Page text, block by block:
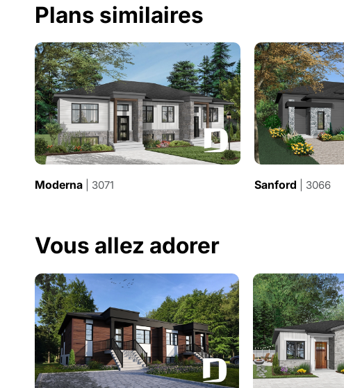
Plans similaires
Moderna | 3071 Sanford | 3066
Vous allez adorer